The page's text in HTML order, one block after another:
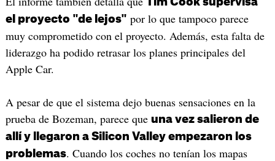
el proyecto "de lejos" por lo que tampoco parece
muy comprometido con el proyecto. Además, esta falta de
liderazgo ha podido retrasar los planes principales del
Apple Car.
A pesar de que el sistema dejo buenas sensaciones en la
prueba de Bozeman, parece que una vez salieron de
allí y llegaron a Silicon Valley empezaron los
problemas. Cuando los coches no tenían los mapas